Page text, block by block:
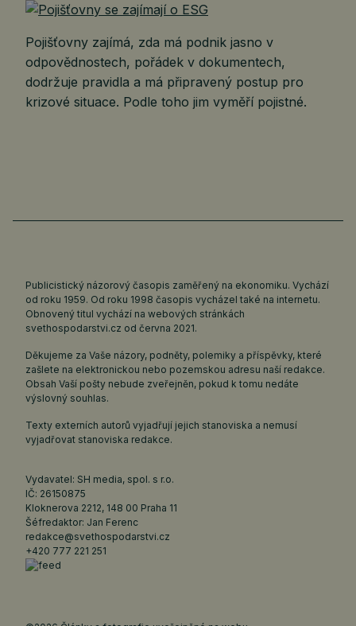
Pojišťovny zajímá, zda má podnik jasno v
odpovědnostech, pořádek v dokumentech,
dodržuje pravidla a má připravený postup pro
krizové situace. Podle toho jim vyměří pojistné.
Publicistický názorový časopis zaměřený na ekonomiku. Vychází
od roku 1959. Od roku 1998 časopis vycházel také na internetu.
Obnovený titul vychází na webových stránkách
svethospodarstvi.cz od června 2021.
Děkujeme za Vaše názory, podněty, polemiky a příspěvky, které
zašlete na elektronickou nebo pozemskou adresu naší redakce.
Obsah Vaší pošty nebude zveřejněn, pokud k tomu nedáte
výslovný souhlas.
Texty externích autorů vyjadřují jejich stanoviska a nemusí
vyjadřovat stanoviska redakce.
Vydavatel: SH media, spol. s r.o.
IČ: 26150875
Kloknerova 2212, 148 00 Praha 11
Šéfredaktor: Jan Ferenc
redakce@svethospodarstvi.cz
+420 777 221 251